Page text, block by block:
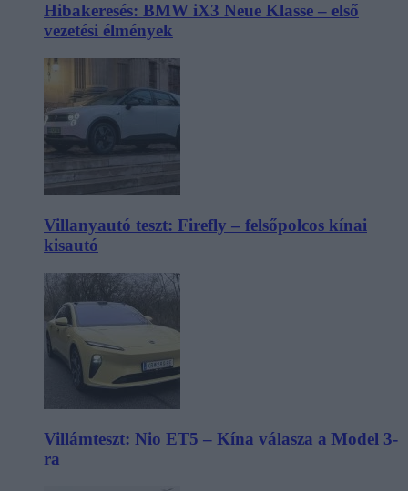
Hibakeresés: BMW iX3 Neue Klasse – első
vezetési élmények
Villanyautó teszt: Firefly – felsőpolcos kínai
kisautó
Villámteszt: Nio ET5 – Kína válasza a Model 3-
ra